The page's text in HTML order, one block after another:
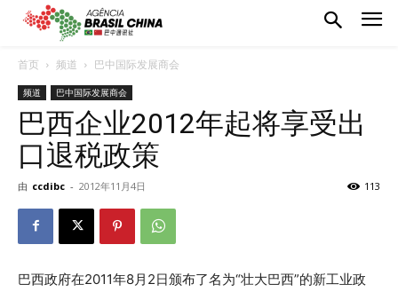
首页 频道 巴中国际发展商会
频道 巴中国际发展商会
巴西企业2012年起将享受出
口退税政策
由 ccdibc - 2012年11月4日 113
巴西政府在2011年8月2日颁布了名为“壮大巴西”的新工业政